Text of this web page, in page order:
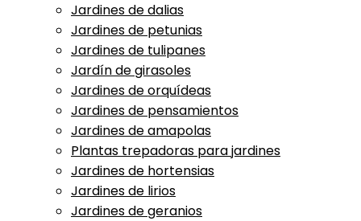
Jardines de dalias
Jardines de petunias
Jardines de tulipanes
Jardín de girasoles
Jardines de orquídeas
Jardines de pensamientos
Jardines de amapolas
Plantas trepadoras para jardines
Jardines de hortensias
Jardines de lirios
Jardines de geranios